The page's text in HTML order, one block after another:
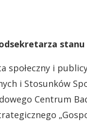
stanu
społeczny i
i Stosunków
Centrum